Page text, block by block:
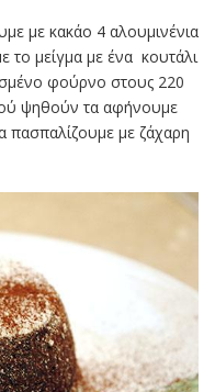
με κακάο 4 αλουμινένια
το μείγμα με ένα κουτάλι
φούρνο στους 220
ψηθούν τα αφήνουμε
πασπαλίζουμε με ζάχαρη